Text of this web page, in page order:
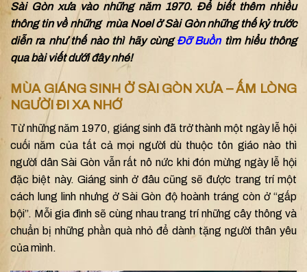
Sài Gòn xưa vào những năm 1970. Để biết thêm nhiều
thông tin về những mùa Noel ở Sài Gòn những thế kỷ trước
diễn ra như thế nào thì hãy cùngĐỡ Buồntìm hiểu thông
qua bài viết dưới đây nhé!
MÙA GIÁNG SINH Ở SÀI GÒN XƯA – ẤM LÒNG
NGƯỜI ĐI XA NHỚ
Từ những năm 1970, giáng sinh đã trở thành một ngày lễ hội
cuối năm của tất cả mọi người dù thuộc tôn giáo nào thì
người dân Sài Gòn vẫn rất nô nức khi đón mừng ngày lễ hội
đặc biệt này. Giáng sinh ở đâu cũng sẽ được trang trí một
cách lung linh nhưng ở Sài Gòn độ hoành tráng còn ở “gấp
bội”. Mỗi gia đình sẽ cùng nhau trang trí những cây thông và
chuẩn bị những phần quà nhỏ để dành tặng người thân yêu
của mình.